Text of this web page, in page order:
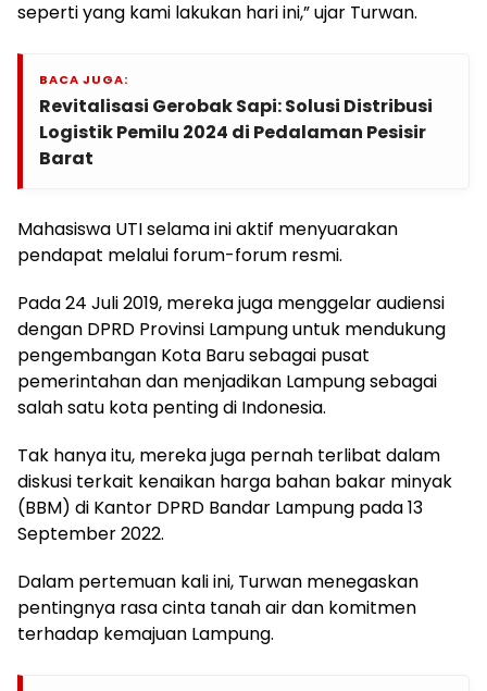
seperti yang kami lakukan hari ini,” ujar Turwan.
BACA JUGA:
Revitalisasi Gerobak Sapi: Solusi Distribusi
Logistik Pemilu 2024 di Pedalaman Pesisir
Barat
Mahasiswa UTI selama ini aktif menyuarakan
pendapat melalui forum-forum resmi.
Pada 24 Juli 2019, mereka juga menggelar audiensi
dengan DPRD Provinsi Lampung untuk mendukung
pengembangan Kota Baru sebagai pusat
pemerintahan dan menjadikan Lampung sebagai
salah satu kota penting di Indonesia.
Tak hanya itu, mereka juga pernah terlibat dalam
diskusi terkait kenaikan harga bahan bakar minyak
(BBM) di Kantor DPRD Bandar Lampung pada 13
September 2022.
Dalam pertemuan kali ini, Turwan menegaskan
pentingnya rasa cinta tanah air dan komitmen
terhadap kemajuan Lampung.